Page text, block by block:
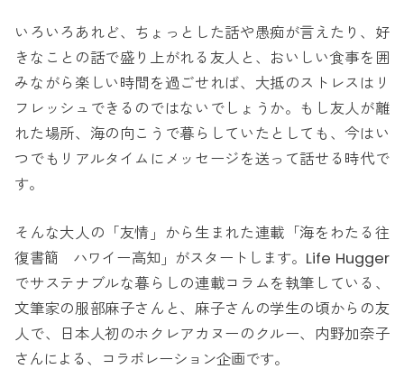
いろいろあれど、ちょっとした話や愚痴が言えたり、好
きなことの話で盛り上がれる友人と、おいしい食事を囲
みながら楽しい時間を過ごせれば、大抵のストレスはリ
フレッシュできるのではないでしょうか。もし友人が離
れた場所、海の向こうで暮らしていたとしても、今はい
つでもリアルタイムにメッセージを送って話せる時代で
す。
そんな大人の「友情」から生まれた連載「海をわたる往
復書簡 ハワイー高知」がスタートします。Life Hugger
でサステナブルな暮らしの連載コラムを執筆している、
文筆家の服部麻子さんと、麻子さんの学生の頃からの友
人で、日本人初のホクレアカヌーのクルー、内野加奈子
さんによる、コラボレーション企画です。